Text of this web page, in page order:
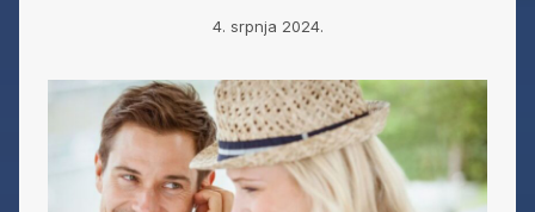
4. srpnja 2024.